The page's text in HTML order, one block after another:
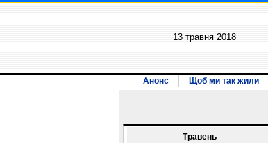
13 травня 2018
Анонс Щоб ми так жили
Травень